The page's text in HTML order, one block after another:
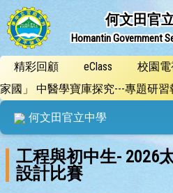
何文田官
Homantin Government
精彩回顧 eClass 校園電
家國」 中醫學寶庫探究---專題研
何文田官立中學
工程與初中生- 2026
設計比賽